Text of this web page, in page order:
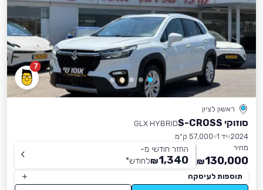
7
ראשון לציון
סוזוקי S-CROSS
GLX HYBRID
2024 יד 1
57,000 ק״מ
מחיר
130,000
₪
החזר חודשי מ-
1,340
₪לחודש*
תוספות לעיסקה